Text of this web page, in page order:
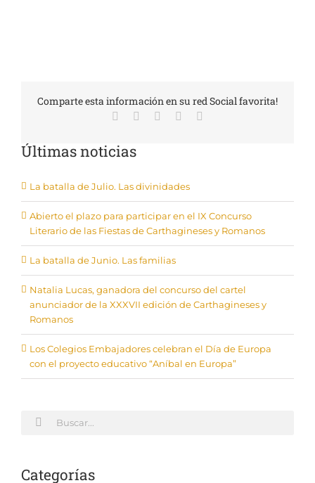
Comparte esta información en su red Social favorita!
Facebook LinkedInWhatsApp
Últimas noticias
La batalla de Julio. Las divinidades
Abierto el plazo para participar en el IX Concurso
Literario de las Fiestas de Carthagineses y Romanos
La batalla de Junio. Las familias
Natalia Lucas, ganadora del concurso del cartel
anunciador de la XXXVII edición de Carthagineses y
Romanos
Los Colegios Embajadores celebran el Día de Europa
con el proyecto educativo “Aníbal en Europa”
Buscar:
Categorías